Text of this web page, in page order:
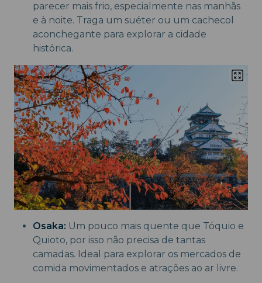
parecer mais frio, especialmente nas manhãs
e à noite. Traga um suéter ou um cachecol
aconchegante para explorar a cidade
histórica.
Osaka: Um pouco mais quente que Tóquio e
Quioto, por isso não precisa de tantas
camadas. Ideal para explorar os mercados de
comida movimentados e atrações ao ar livre.